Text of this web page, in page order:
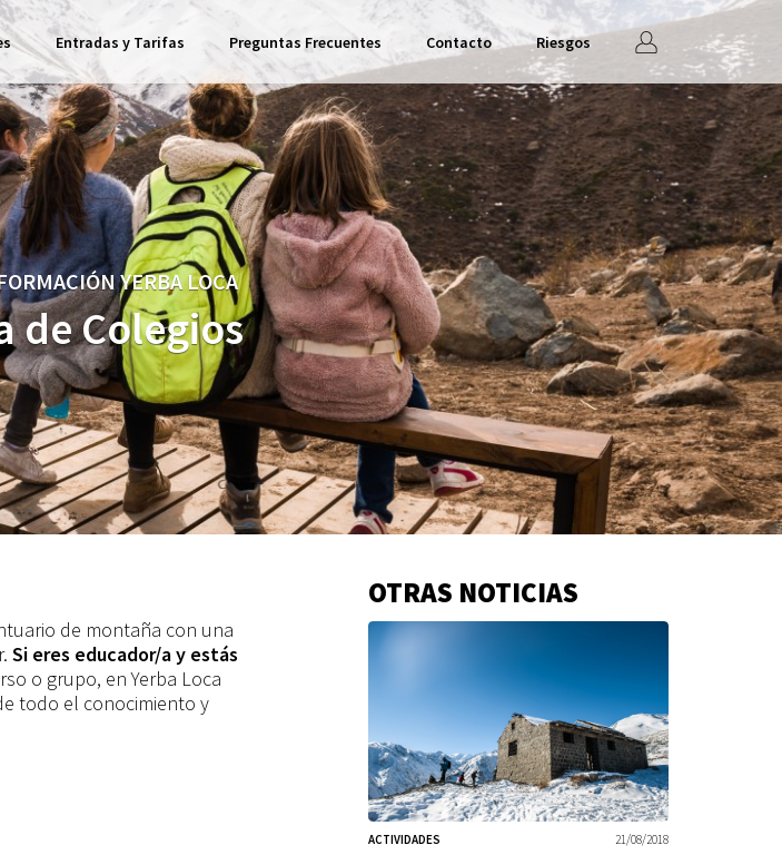
Entradas y Tarifas Preguntas Frecuentes Contacto Riesgos
sesión
YERBA LOCA
de Colegios
de montaña con una
Si eres educador/a y estás
o grupo, en Yerba Loca
todo el conocimiento y
Información
adicional
OTRAS NOTICIAS
21/08/2018
ACTIVIDADES